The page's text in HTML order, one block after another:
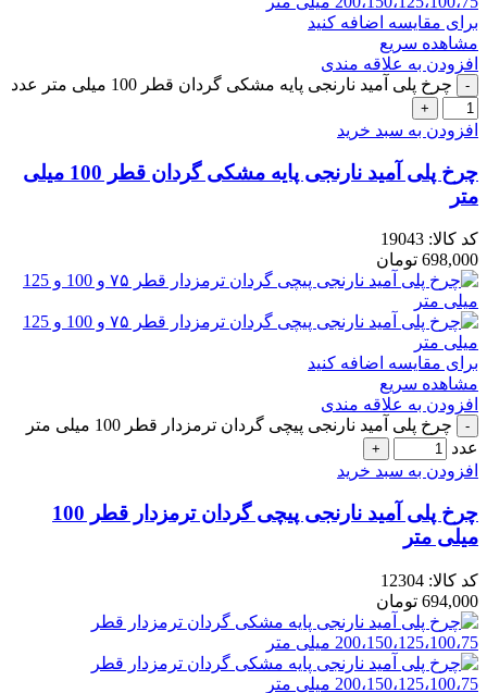
برای مقایسه اضافه کنید
مشاهده سریع
افزودن به علاقه مندی
چرخ پلی آمید نارنجی پایه مشکی گردان قطر 100 میلی متر عدد
افزودن به سبد خرید
چرخ پلی آمید نارنجی پایه مشکی گردان قطر 100 میلی
متر
کد کالا: 19043
698,000 تومان
برای مقایسه اضافه کنید
مشاهده سریع
افزودن به علاقه مندی
چرخ پلی آمید نارنجی پیچی گردان ترمزدار قطر 100 میلی متر
عدد
افزودن به سبد خرید
چرخ پلی آمید نارنجی پیچی گردان ترمزدار قطر 100
میلی متر
کد کالا: 12304
694,000 تومان